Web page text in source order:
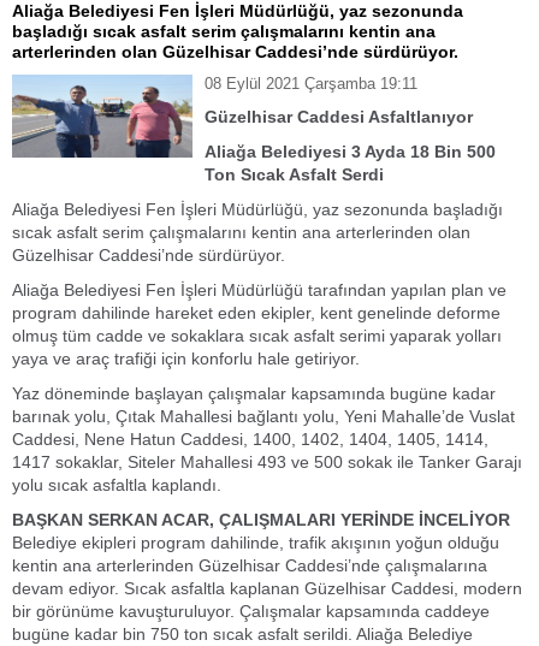
Aliağa Belediyesi Fen İşleri Müdürlüğü, yaz sezonunda
başladığı sıcak asfalt serim çalışmalarını kentin ana
arterlerinden olan Güzelhisar Caddesi’nde sürdürüyor.
08 Eylül 2021 Çarşamba 19:11
Güzelhisar Caddesi Asfaltlanıyor
Aliağa Belediyesi 3 Ayda 18 Bin 500
Ton Sıcak Asfalt Serdi
Aliağa Belediyesi Fen İşleri Müdürlüğü, yaz sezonunda başladığı
sıcak asfalt serim çalışmalarını kentin ana arterlerinden olan
Güzelhisar Caddesi’nde sürdürüyor.
Aliağa Belediyesi Fen İşleri Müdürlüğü tarafından yapılan plan ve
program dahilinde hareket eden ekipler, kent genelinde deforme
olmuş tüm cadde ve sokaklara sıcak asfalt serimi yaparak yolları
yaya ve araç trafiği için konforlu hale getiriyor.
Yaz döneminde başlayan çalışmalar kapsamında bugüne kadar
barınak yolu, Çıtak Mahallesi bağlantı yolu, Yeni Mahalle’de Vuslat
Caddesi, Nene Hatun Caddesi, 1400, 1402, 1404, 1405, 1414,
1417 sokaklar, Siteler Mahallesi 493 ve 500 sokak ile Tanker Garajı
yolu sıcak asfaltla kaplandı.
BAŞKAN SERKAN ACAR, ÇALIŞMALARI YERİNDE İNCELİYOR
Belediye ekipleri program dahilinde, trafik akışının yoğun olduğu
kentin ana arterlerinden Güzelhisar Caddesi’nde çalışmalarına
devam ediyor. Sıcak asfaltla kaplanan Güzelhisar Caddesi, modern
bir görünüme kavuşturuluyor. Çalışmalar kapsamında caddeye
bugüne kadar bin 750 ton sıcak asfalt serildi. Aliağa Belediye